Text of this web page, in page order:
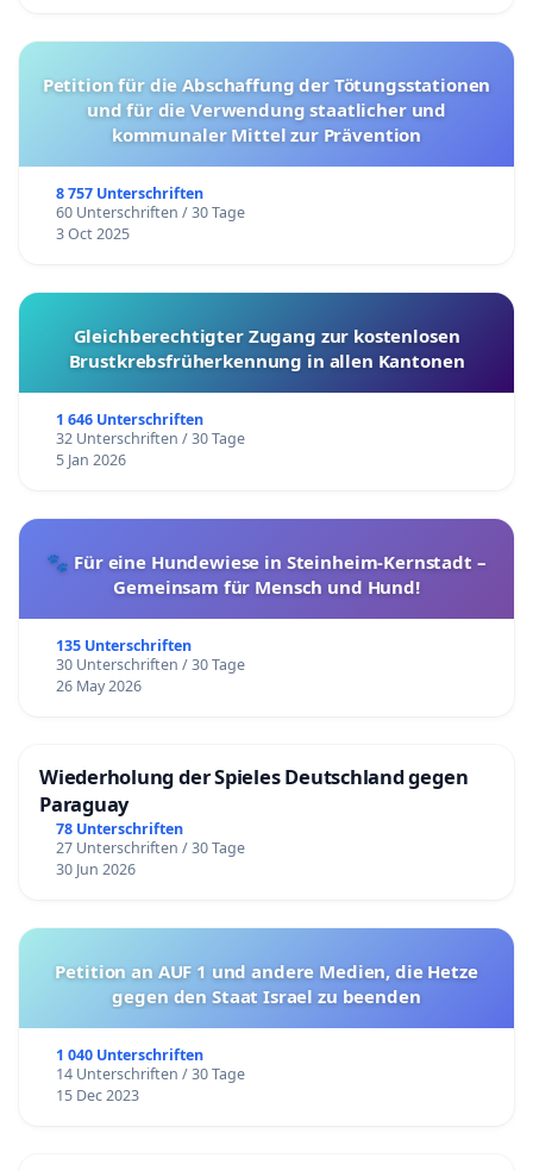
Petition für die Abschaffung der Tötungsstationen
und für die Verwendung staatlicher und
kommunaler Mittel zur Prävention
8 757 Unterschriften
60 Unterschriften / 30 Tage
3 Oct 2025
Gleichberechtigter Zugang zur kostenlosen
Brustkrebsfrüherkennung in allen Kantonen
1 646 Unterschriften
32 Unterschriften / 30 Tage
5 Jan 2026
🐾 Für eine Hundewiese in Steinheim-Kernstadt –
Gemeinsam für Mensch und Hund!
135 Unterschriften
30 Unterschriften / 30 Tage
26 May 2026
Wiederholung der Spieles Deutschland gegen
Paraguay
78 Unterschriften
27 Unterschriften / 30 Tage
30 Jun 2026
Petition an AUF 1 und andere Medien, die Hetze
gegen den Staat Israel zu beenden
1 040 Unterschriften
14 Unterschriften / 30 Tage
15 Dec 2023